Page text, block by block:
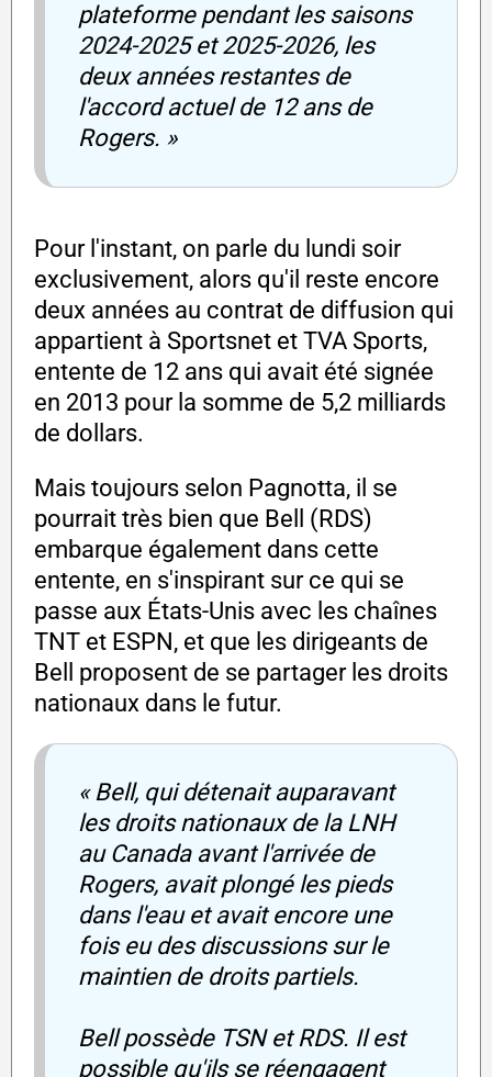
plateforme pendant les saisons
2024-2025 et 2025-2026, les
deux années restantes de
l'accord actuel de 12 ans de
Rogers. »
Pour l'instant, on parle du lundi soir
exclusivement, alors qu'il reste encore
deux années au contrat de diffusion qui
appartient à Sportsnet et TVA Sports,
entente de 12 ans qui avait été signée
en 2013 pour la somme de 5,2 milliards
de dollars.
Mais toujours selon Pagnotta, il se
pourrait très bien que Bell (RDS)
embarque également dans cette
entente, en s'inspirant sur ce qui se
passe aux États-Unis avec les chaînes
TNT et ESPN, et que les dirigeants de
Bell proposent de se partager les droits
nationaux dans le futur.
« Bell, qui détenait auparavant
les droits nationaux de la LNH
au Canada avant l'arrivée de
Rogers, avait plongé les pieds
dans l'eau et avait encore une
fois eu des discussions sur le
maintien de droits partiels.
Bell possède TSN et RDS. Il est
possible qu'ils se réengagent